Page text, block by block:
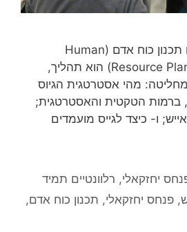
תכנון משאבי אנוש או תכנון כוח אדם (Human
Resource Planning, HR Planning) הוא תהליך,
מהי אסטרטגית הגיוס
ברמות הטקטית והאסטרטגית;
ו- כיצד לגייס מועמדים
יחזקאלי, רלוונטיים תמיד
,פנחס יחזקאלי, תכנון כוח אדם,